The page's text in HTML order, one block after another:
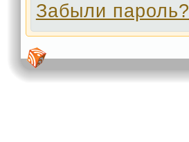
Забыли пароль?